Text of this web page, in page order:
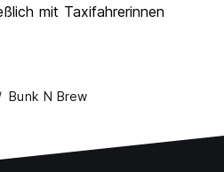
mit Taxifahrerinnen
Bunk N Brew